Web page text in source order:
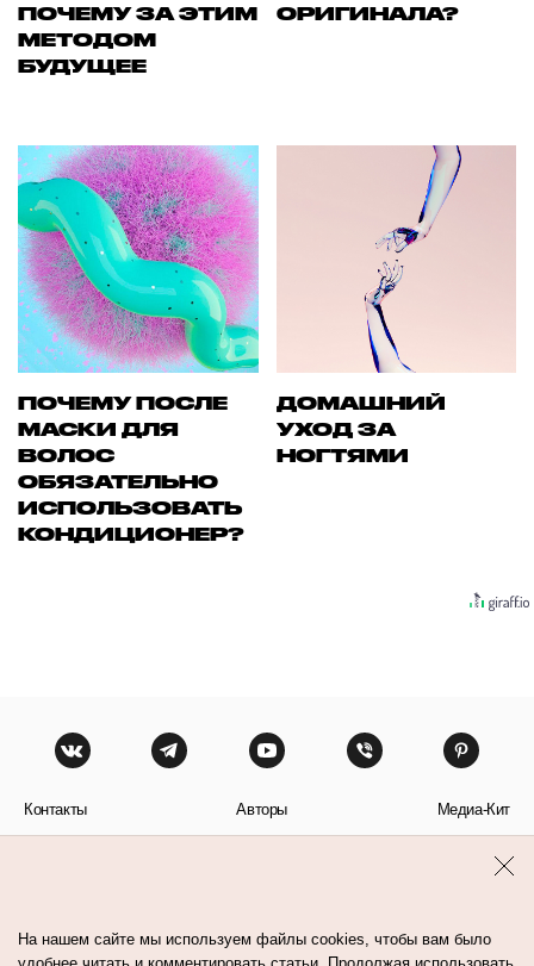
ПОЧЕМУ ЗА ЭТИМ
МЕТОДОМ
БУДУЩЕЕ
ОРИГИНАЛА?
ПОЧЕМУ ПОСЛЕ
МАСКИ ДЛЯ
ВОЛОС
ОБЯЗАТЕЛЬНО
ИСПОЛЬЗОВАТЬ
КОНДИЦИОНЕР?
ДОМАШНИЙ
УХОД ЗА
НОГТЯМИ
Контакты Авторы Медиа-Кит
На нашем сайте мы используем файлы cookies, чтобы вам было
удобнее читать и комментировать статьи. Продолжая использовать